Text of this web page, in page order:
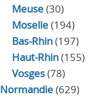
Meuse(30)
Moselle(194)
Bas-Rhin(197)
Haut-Rhin(155)
Vosges(78)
Normandie(629)